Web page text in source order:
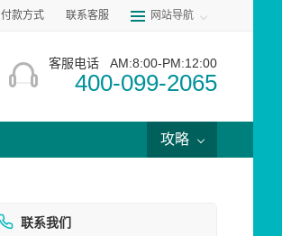
付款方式 联系客服 网站导航
客服电话 AM:8:00-PM:12:00
400-099-2065
攻略
联系我们